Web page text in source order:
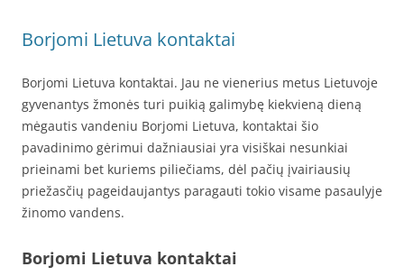
Borjomi Lietuva kontaktai
Borjomi Lietuva kontaktai. Jau ne vienerius metus Lietuvoje
gyvenantys žmonės turi puikią galimybę kiekvieną dieną
mėgautis vandeniu Borjomi Lietuva, kontaktai šio
pavadinimo gėrimui dažniausiai yra visiškai nesunkiai
prieinami bet kuriems piliečiams, dėl pačių įvairiausių
priežasčių pageidaujantys paragauti tokio visame pasaulyje
žinomo vandens.
Borjomi Lietuva kontaktai